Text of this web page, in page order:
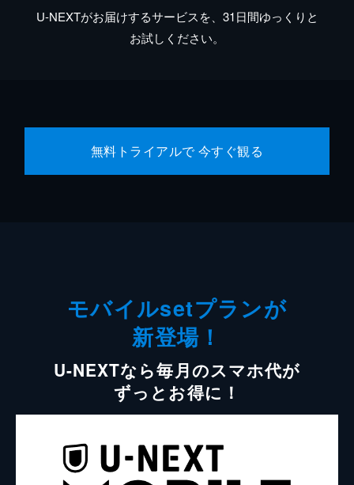
U-NEXTがお届けするサービスを、31日間ゆっくりと
お試しください。
無料トライアルで 今すぐ観る
モバイルsetプランが
新登場！
U-NEXTなら毎月のスマホ代が
ずっとお得に！